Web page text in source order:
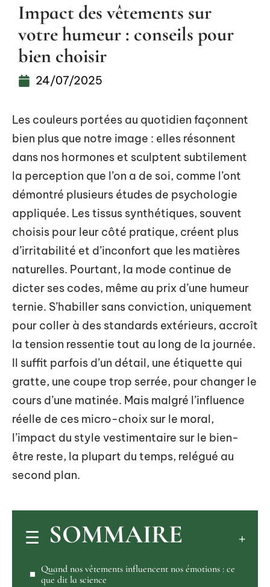
Impact des vêtements sur
votre humeur : conseils pour
bien choisir
24/07/2025
Les couleurs portées au quotidien façonnent
bien plus que notre image : elles résonnent
dans nos hormones et sculptent subtilement
la perception que l’on a de soi, comme l’ont
démontré plusieurs études de psychologie
appliquée. Les tissus synthétiques, souvent
choisis pour leur côté pratique, créent plus
d’irritabilité et d’inconfort que les matières
naturelles. Pourtant, la mode continue de
dicter ses codes, même au prix d’une humeur
ternie. S’habiller sans conviction, uniquement
pour coller à des standards extérieurs, accroît
la tension ressentie tout au long de la journée.
Il suffit parfois d’un détail, une étiquette qui
gratte, une coupe trop serrée, pour changer le
cours d’une matinée. Mais malgré l’influence
réelle de ces micro-choix sur le moral,
l’impact du style vestimentaire sur le bien-
être reste, la plupart du temps, relégué au
second plan.
SOMMAIRE
Quand nos vêtements influencent nos émotions : ce
que dit la science